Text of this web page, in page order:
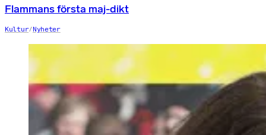
Flammans första maj-dikt
Kultur/Nyheter